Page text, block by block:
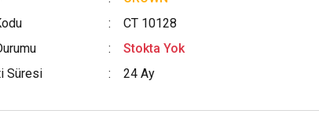
CT 10128
Stokta Yok
Süresi
24 Ay